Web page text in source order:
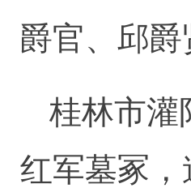
爵官、邱
桂林市灌
红军墓冢